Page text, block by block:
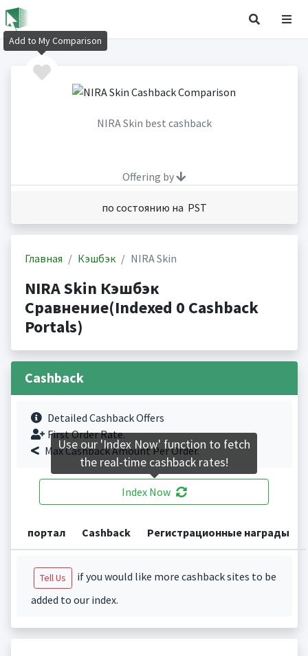
NIRA Skin best cashback
Offering by
по состоянию на PST
Главная Кэшбэк NIRA Skin
NIRA Skin Кэшбэк
Сравнение(Indexed 0 Cashback
Portals)
Cashback
Detailed Cashback Offers
First Order Rate.
Max Cashback Amount Per Order.
Index Now
портал Cashback Регистрационные награды
Tell Us
if you would like more cashback sites to be
added to our index.
Add to My Comparison
Use our 'Index Now' function to fetch
the real-time cashback rates!